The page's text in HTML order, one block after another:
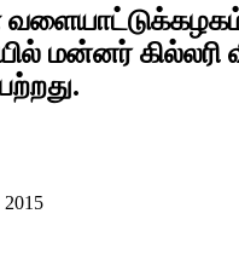
மன்னர் கில்லரி
2015